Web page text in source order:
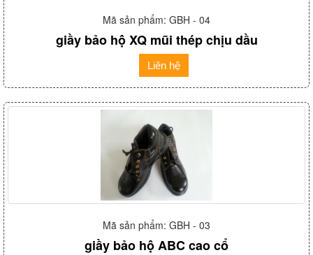
Mã sản phẩm: GBH - 04
giầy bảo hộ XQ mũi thép chịu dầu
Liên hệ
Mã sản phẩm: GBH - 03
giầy bảo hộ ABC cao cổ